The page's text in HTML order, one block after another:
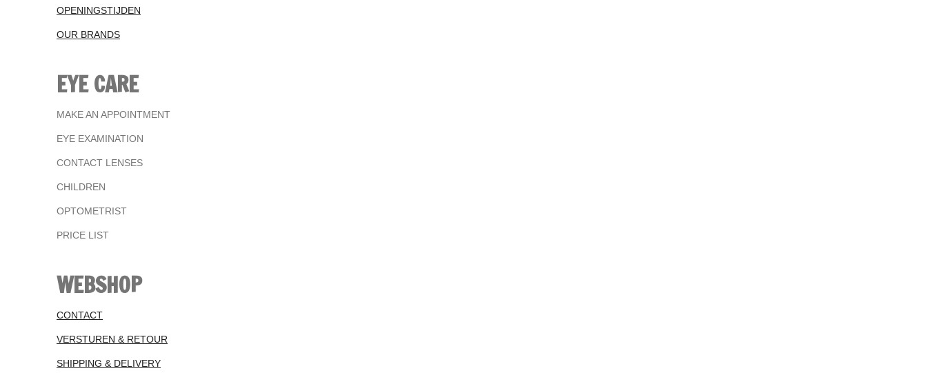
OPENINGSTIJDEN
OUR BRANDS
EYE CARE
MAKE AN APPOINTMENT
EYE EXAMINATION
CONTACT LENSES
CHILDREN
OPTOMETRIST
PRICE LIST
WEBSHOP
CONTACT
VERSTUREN & RETOUR
SHIPPING & DELIVERY